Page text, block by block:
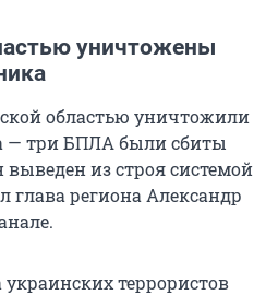
уничтожены
областью уничтожили
— три БПЛА были сбиты
из строя системой
глава региона Александр
террористов